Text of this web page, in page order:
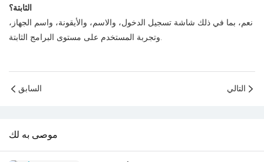
الثابتة؟
نعم، بما في ذلك شاشة تسجيل الدخول، والاسم، والأيقونة، واسم الجهاز،
وتجربة المستخدم على مستوى البرامج الثابتة.
السابق التالي
موصى به لك